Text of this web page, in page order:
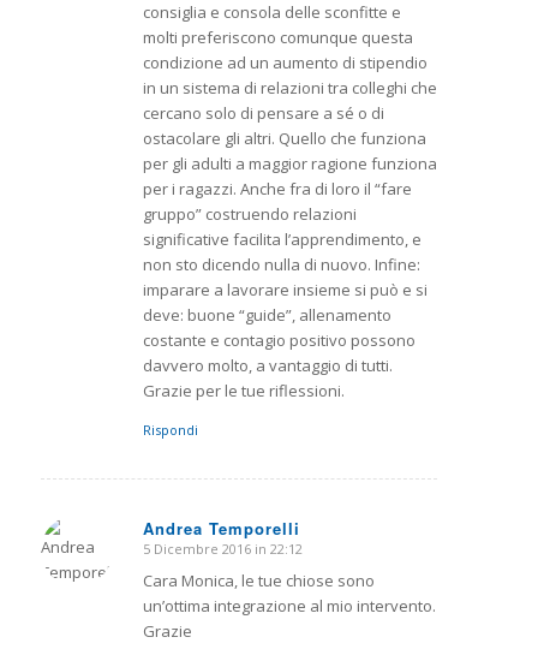
consiglia e consola delle sconfitte e
molti preferiscono comunque questa
condizione ad un aumento di stipendio
in un sistema di relazioni tra colleghi che
cercano solo di pensare a sé o di
ostacolare gli altri. Quello che funziona
per gli adulti a maggior ragione funziona
per i ragazzi. Anche fra di loro il “fare
gruppo” costruendo relazioni
significative facilita l’apprendimento, e
non sto dicendo nulla di nuovo. Infine:
imparare a lavorare insieme si può e si
deve: buone “guide”, allenamento
costante e contagio positivo possono
davvero molto, a vantaggio di tutti.
Grazie per le tue riflessioni.
Rispondi
Andrea Temporelli
dice:
5 Dicembre 2016 in 22:12
Cara Monica, le tue chiose sono
un’ottima integrazione al mio intervento.
Grazie